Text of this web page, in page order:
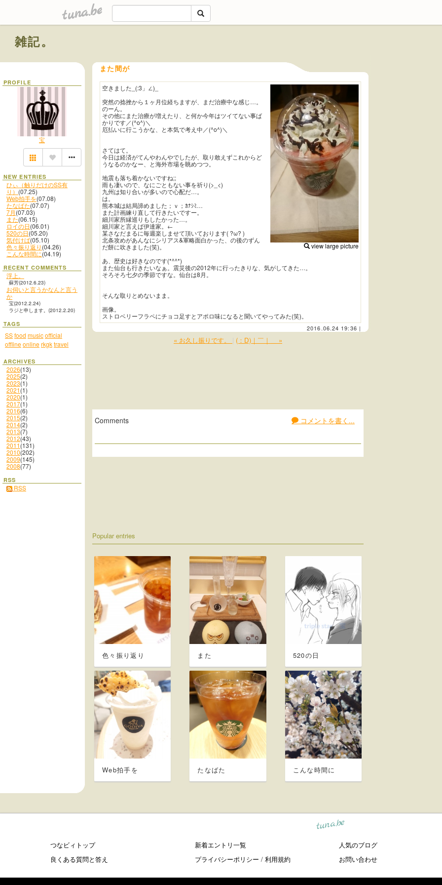
tuna.be
雑記。
PROFILE
宝
NEW ENTRIES
ひぃ（触りだけのSS有
り） (07.25)
Web拍手を(07.08)
たなばた(07.07)
7月(07.03)
また(06.15)
ロイの日(06.01)
520の日(05.20)
気付けば(05.10)
色々振り返り (04.26)
こんな時間に(04.19)
RECENT COMMENTS
浮上。
蘇芳(2012.6.23)
お伺いと言うかなんと言う
か
宝(2012.2.24)
ラジと申します。(2012.2.20)
TAGS
SSfood musicofficial
offlineonlinerkgktravel
ARCHIVES
2026(13)
2025(2)
2023(1)
2021(1)
2020(1)
2017(1)
2016(6)
2015(2)
2014(2)
2013(7)
2012(43)
2011(131)
2010(202)
2009(145)
2008(77)
RSS
RSS
また間が
view large picture
空きました_(:3」∠)_
突然の捻挫から１ヶ月位経ちますが、まだ治療中な感じ…。
のーん。
その他にまた治療が増えたり、と何か今年はツイてない事ば
かりです／(^o^)＼
厄払いに行こうかな、と本気で考え中／(^o^)＼
さてはて。
今日は経済がてんやわんやでしたが、取り敢えずこれからど
うなるのかなー、と海外市場を眺めつつ。
地震も落ち着かないですね;;
雨も凄いので、なにごともない事を祈り(>_<)
九州は知り合いが多いので心配だ…。
は。
熊本城は結局諦めました；ｖ；ｶﾅｼﾐ…
また計画練り直して行きたいですー。
細川家所縁巡りもしたかった…。
細川家と言えば伊達家。←
某さなだまるに毎週楽しませて頂いております( ?ω? )
北条攻めがあんなにシリアス&軍略面白かった、の後のずん
だ餅に吹きました(笑)。
あ、歴史は好きなのです(*^^*)
また仙台も行きたいなぁ。震災後の2012年に行ったきりな、気がしてきた…。
そろそろ七夕の季節ですな。仙台は8月。
そんな取りとめないまま。
画像。
ストロベリーフラペにチョコ足すとアポロ味になると聞いてやってみた(笑)。
2016.06.24 19:36 |
« お久し振りです。 (：D)｜￣｜＿ »
コメントを書く...
Comments
Popular entries
色々振り返り また 520の日
Web拍手を たなばた こんな時間に
tuna.be
つなビィトップ 新着エントリ一覧 人気のブログ
良くある質問と答え
プライバシーポリシー / 利用規約 お問い合わせ